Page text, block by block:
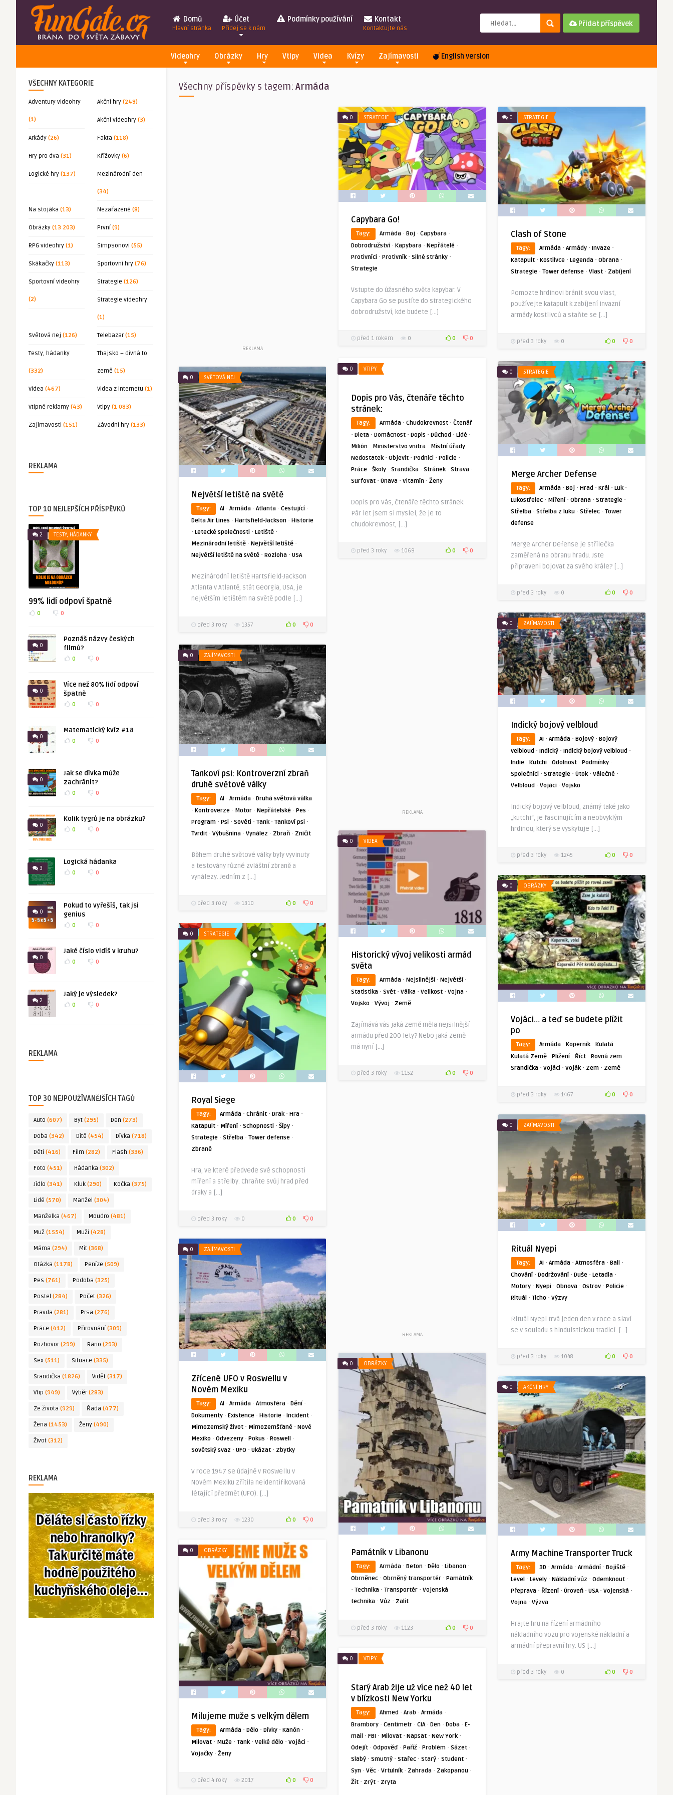
Domů
Hlavní stránka
Účet
Přidej se k nám
Podmínky používání Kontakt
Kontaktujte nás
Přidat příspěvek
Videohry Obrázky Hry Vtipy Videa Kvízy Zajímavosti English version
VŠECHNY KATEGORIE
Adventury videohry
(1)
Akční hry (249)
Akční videohry (3)
Arkády (26) Fakta (118)
Hry pro dva (31) Křížovky (6)
Logické hry (137) Mezinárodní den
(34)
Na stojáka (13) Nezařazené (8)
Obrázky (13 203) První (9)
RPG videohry (1) Simpsonovi (55)
Skákačky (113) Sportovní hry (76)
Sportovní videohry
(2)
Strategie (126)
Strategie videohry
(1)
Světová nej (126) Telebazar(15)
Testy, hádanky
(332)
Thajsko – divná to
země (15)
Videa (467) Videa z internetu (1)
Vtipné reklamy (43) Vtipy (1 083)
Zajímavosti (151) Závodní hry (133)
REKLAMA
TOP 10 NEJLEPŠÍCH PŘÍSPĚVKŮ
2 TESTY, HÁDANKY
99% lidí odpoví špatně
0 0
0
Poznáš názvy českých
filmů?
0 0
0
Více než 80% lidí odpoví
špatně
0 0
0
Matematický kvíz #18
0 0
0
Jak se dívka může
zachránit?
0 0
0
Kolik tygrů je na obrázku?
0 0
3
Logická hádanka
0 0
0
Pokud to vyřešíš, tak jsi
genius
0 0
0
Jaké číslo vidíš v kruhu?
0 0
2
Jaký je výsledek?
0 0
REKLAMA
TOP 30 NEJPOUŽÍVANĚJŠÍCH TAGŮ
Auto (607) Byt (295) Den (273)
Doba (342) Dítě (454) Dívka (718)
Děti (416) Film (282) Flash (336)
Foto (451) Hádanka (302)
Jídlo (341) Kluk (290) Kočka (375)
Lidé (570) Manžel (304)
Manželka (467) Moudro (481)
Muž (1554) Muži (428)
Máma (294) Mít (368)
Otázka (1178) Peníze (509)
Pes (761) Podoba (325)
Postel (284) Počet (326)
Pravda (281) Prsa (276)
Práce (412) Přirovnání (309)
Rozhovor(299) Ráno (293)
Sex (511) Situace (335)
Srandička (1826) Vidět (317)
Vtip (949) Výběr(283)
Ze života (929) Řada (477)
Žena (1453) Ženy (490)
Život (312)
REKLAMA
Všechny příspěvky s tagem: Armáda
REKLAMA
0 STRATEGIE
Capybara Go!
Tagy: Armáda · Boj · Capybara ·
Dobrodružství· Kapybara · Nepřátelé ·
Protivníci · Protivník· Silné stránky ·
Strategie
Vstupte do úžasného světa kapybar. V
Capybara Go se pustíte do strategického
dobrodružství, kde budete […]
před 1 rokem 0 0 0
0 STRATEGIE
Clash of Stone
Tagy: Armáda · Armády · Invaze ·
Katapult · Kostilvce · Legenda · Obrana ·
Strategie · Tower defense · Vlast · Zabíjení
Pomozte hrdinovi bránit svou vlast,
používejte katapult k zabíjení invazní
armády kostlivců a staňte se […]
před 3 roky 0 0 0
0 VTIPY
Dopis pro Vás, čtenáře těchto
stránek:
Tagy: Armáda · Chudokrevnost · Čtenář
· Dieta · Domácnost · Dopis · Důchod · Lidé ·
Milión · Ministerstvo vnitra · Místní úřady ·
Nedostatek· Objevit · Podnici · Policie ·
Práce · Školy · Srandička · Stránek· Strava ·
Surfovat · Únava · Vitamín · Ženy
Dopis pro Vás, čtenáře těchto stránek:
Pár let jsem si myslel, že je to
chudokrevnost, […]
před 3 roky 1069 0 0
0 STRATEGIE
Merge Archer Defense
Tagy: Armáda · Boj · Hrad · Král · Luk·
Lukostřelec · Míření· Obrana · Strategie ·
Střelba · Střelba z luku · Střelec · Tower
defense
Merge Archer Defense je střílečka
zaměřená na obranu hradu. Jste
připraveni bojovat za svého krále? […]
před 3 roky 0 0 0
0 SVĚTOVÁ NEJ
Největší letiště na světě
Tagy: AI · Armáda · Atlanta · Cestující·
Delta Air Lines · Hartsfield-Jackson · Historie
· Letecké společnosti · Letiště ·
Mezinárodní letiště · Největší letiště ·
Největší letiště na světě · Rozloha · USA
Mezinárodní letiště Hartsfield-Jackson
Atlanta v Atlantě, stát Georgia, USA, je
největším letištěm na světě podle […]
před 3 roky 1357 0 0
REKLAMA
0 ZAJÍMAVOSTI
Indický bojový velbloud
Tagy: AI · Armáda · Bojový · Bojový
velbloud · Indický · Indický bojový velbloud ·
Indie · Kutchi · Odolnost · Podmínky ·
Společníci · Strategie · Útok· Válečné ·
Velbloud · Vojáci · Vojsko
Indický bojový velbloud, známý také jako
„kutchi“, je fascinujícím a neobvyklým
hrdinou, který se vyskytuje […]
před 3 roky 1245 0 0
0 ZAJÍMAVOSTI
Tankoví psi: Kontroverzní zbraň
druhé světové války
Tagy: AI · Armáda · Druhá světová válka
· Kontroverze · Motor · Nepřátelské · Pes ·
Program · Psi · Sověti · Tank· Tankoví psi ·
Tvrdit · Výbušnina · Vynález · Zbraň · Zničit
Během druhé světové války byly vyvinuty
a testovány různé zvláštní zbraně a
vynálezy. Jedním z […]
před 3 roky 1310 0 0
0 VIDEA
Historický vývoj velikosti armád
světa
Tagy: Armáda · Nejsilnější· Největší·
Statistika · Svět · Válka · Velikost · Vojna ·
Vojsko · Vývoj · Země
Zajímává vás jaká země měla nejsilnější
armádu před 200 lety? Nebo jaká země
má nyní […]
před 3 roky 1152 0 0
0 OBRÁZKY
Vojáci… a teď se budete plížit
po
Tagy: Armáda · Koperník· Kulatá ·
Kulatá Země · Plížení· Říct · Rovná zem ·
Srandička · Vojáci · Voják· Zem · Země
před 3 roky 1467 0 0
0 STRATEGIE
Royal Siege
Tagy: Armáda · Chránit · Drak· Hra ·
Katapult · Míření· Schopnosti · Šípy ·
Strategie · Střelba · Tower defense ·
Zbraně
Hra, ve které předvede své schopnosti
míření a střelby. Chraňte svůj hrad před
draky a […]
před 3 roky 0 0 0
REKLAMA
0 ZAJÍMAVOSTI
Rituál Nyepi
Tagy: AI · Armáda · Atmosféra · Bali ·
Chování· Dodržování· Duše · Letadla ·
Motory · Nyepi · Obnova · Ostrov · Policie ·
Rituál · Ticho · Výzvy
Rituál Nyepi trvá jeden den v roce a slaví
se v souladu s hinduistickou tradicí. […]
před 3 roky 1048 0 0
0 ZAJÍMAVOSTI
Zřícené UFO v Roswellu v
Novém Mexiku
Tagy: AI · Armáda · Atmosféra · Dění·
Dokumenty · Existence · Historie · Incident ·
Mimozemský život · Mimozemšťané · Nové
Mexiko · Odvezeny · Pokus · Roswell ·
Sovětský svaz · UFO · Ukázat · Zbytky
V roce 1947 se údajně v Roswellu v
Novém Mexiku zřítila neidentifikovaná
létající předmět (UFO). […]
před 3 roky 1230 0 0
0 OBRÁZKY
Památník v Libanonu
Tagy: Armáda · Beton · Dělo · Libanon ·
Obrněnec · Obrněný transportér · Památník
· Technika · Transportér · Vojenská
technika · Vůz · Zalít
před 3 roky 1123 0 0
0 AKČNÍ HRY
Army Machine Transporter Truck
Tagy: 3D · Armáda · Armádní· Bojiště ·
Level · Levely · Nákladní vůz · Odemknout ·
Přeprava · Řízení· Úroveň · USA· Vojenská ·
Vojna · Výzva
Hrajte hru na řízení armádního
nákladního vozu pro vojenské nákladní a
armádní přepravní hry. US […]
před 3 roky 0 0 0
0 OBRÁZKY
Milujeme muže s velkým dělem
Tagy: Armáda · Dělo · Dívky · Kanón ·
Milovat · Muže · Tank· Velké dělo · Vojáci ·
Vojačky · Ženy
před 4 roky 2017 0 0
0 VTIPY
Starý Arab žije už více než 40 let
v blízkosti New Yorku
Tagy: Ahmed · Arab · Armáda ·
Brambory · Centimetr · CIA· Den · Doba · E-
mail · FBI · Milovat · Napsat · New York·
Odejít · Odpověď· Paříž · Problém · Sázet ·
Slabý · Smutný · Stařec · Starý · Student ·
Syn · Věc · Vrtulník· Zahrada · Zakopanou ·
Žít · Zrýt · Zryta